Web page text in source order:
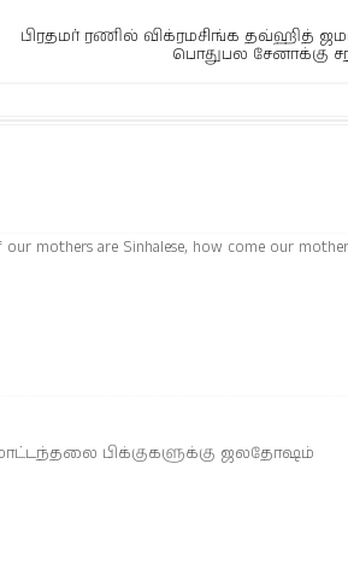
பிரதமர் ரணில் விக்ரமசிங்க தவ்ஹித்
பொதுபல சேனாக்கு
mothers are Sinhalese, how come our
பிக்குகளுக்கு ஜலதோஷம்